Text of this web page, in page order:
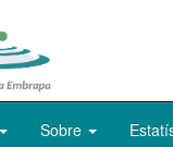
Sobre